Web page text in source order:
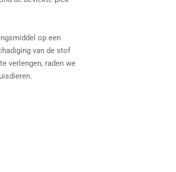
op een
van de stof
verlengen, raden we